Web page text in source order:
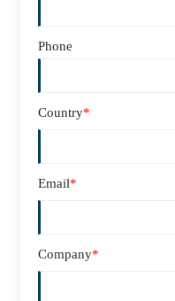
Phone
Country*
Email*
Company*